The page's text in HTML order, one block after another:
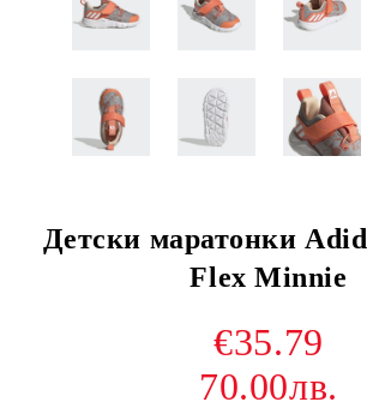
Детски маратонки
Flex Minnie
€35.79
70.00лв.